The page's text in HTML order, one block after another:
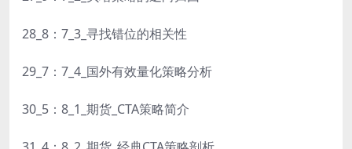
28_8：7_3_寻找错位的相关性
29_7：7_4_国外有效量化策略分析
30_5：8_1_期货_CTA策略简介